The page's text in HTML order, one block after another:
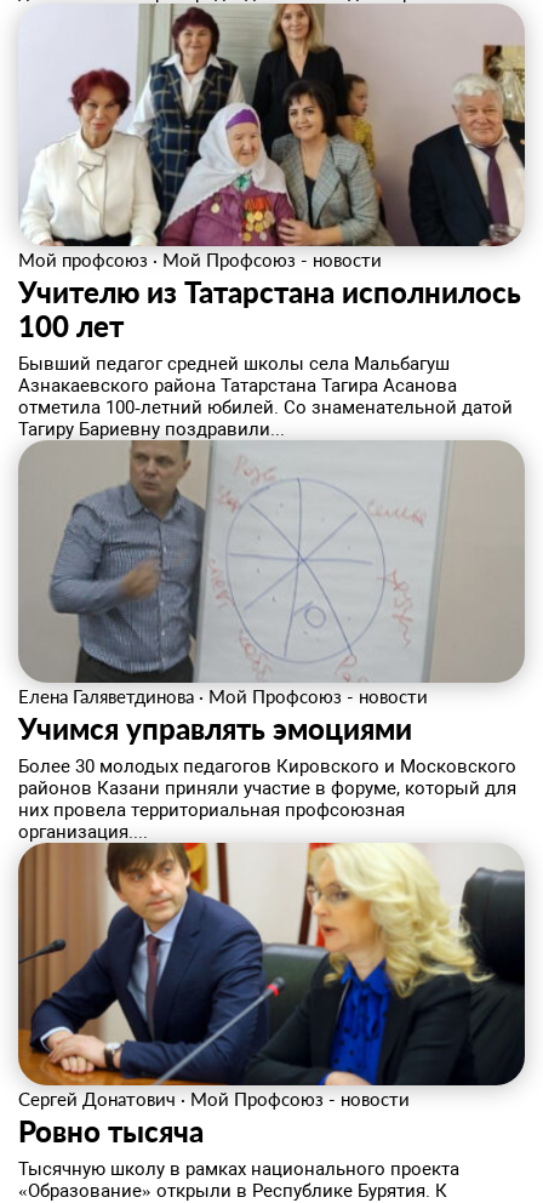
Мой профсоюз · Мой Профсоюз - новости
Учителю из Татарстана исполнилось
100 лет
Бывший педагог средней школы села Мальбагуш
Азнакаевского района Татарстана Тагира Асанова
отметила 100‑летний юбилей. Со знаменательной датой
Тагиру Бариевну поздравили...
Елена Галяветдинова · Мой Профсоюз - новости
Учимся управлять эмоциями
Более 30 молодых педагогов Кировского и Московского
районов Казани приняли участие в форуме, который для
них провела территориальная профсоюзная
организация....
Сергей Донатович · Мой Профсоюз - новости
Ровно тысяча
Тысячную школу в рамках национального проекта
«Образование» открыли в Республике Бурятия. К